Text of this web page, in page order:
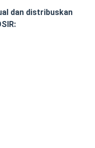
dan distribuskan